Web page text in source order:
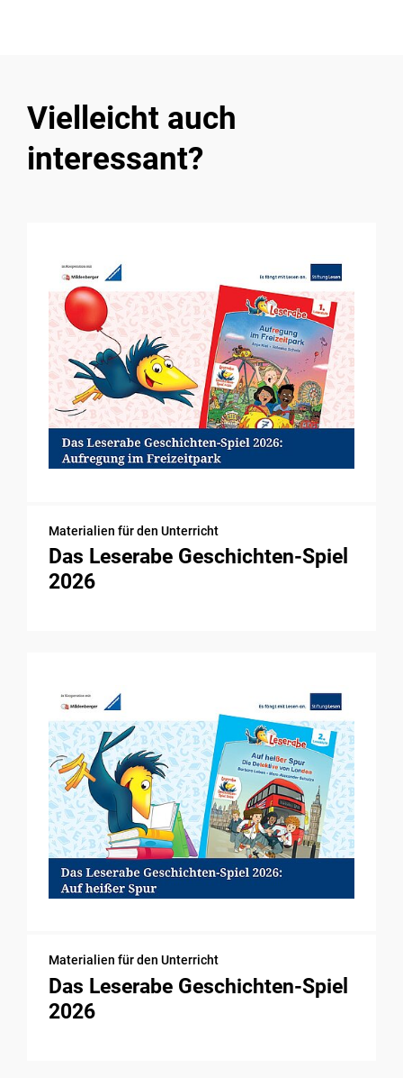
Vielleicht auch
interessant?
Materialien für den Unterricht
Das Leserabe Geschichten-Spiel
2026
Materialien für den Unterricht
Das Leserabe Geschichten-Spiel
2026